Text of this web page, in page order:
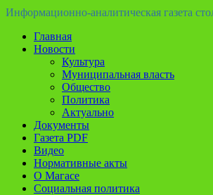
Информационно-аналитическая газета
Главная
Новости
Культура
Муниципальная власть
Общество
Политика
Актуально
Документы
Газета PDF
Видео
Нормативные акты
О Магасе
Социальная политика